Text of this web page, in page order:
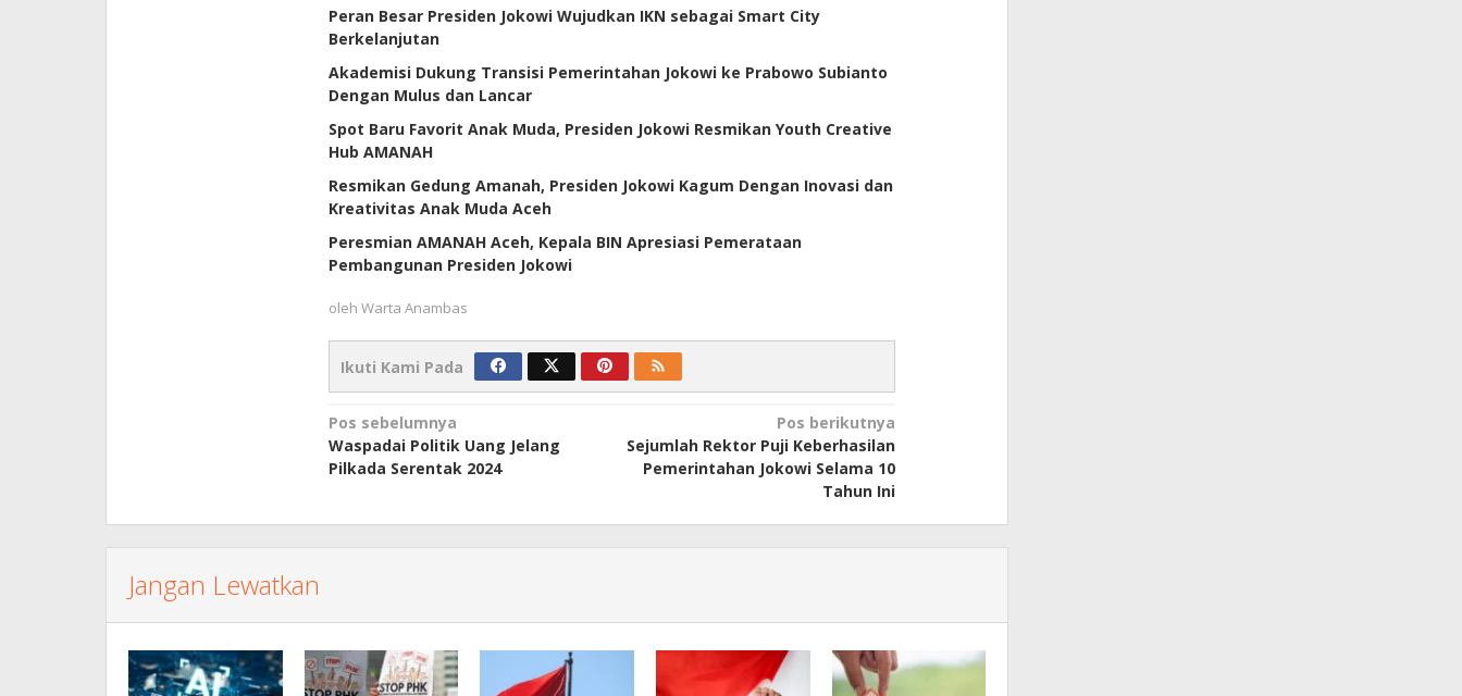
Peran Besar Presiden Jokowi Wujudkan IKN sebagai Smart City
Berkelanjutan
Akademisi Dukung Transisi Pemerintahan Jokowi ke Prabowo Subianto
Dengan Mulus dan Lancar
Spot Baru Favorit Anak Muda, Presiden Jokowi Resmikan Youth Creative
Hub AMANAH
Resmikan Gedung Amanah, Presiden Jokowi Kagum Dengan Inovasi dan
Kreativitas Anak Muda Aceh
Peresmian AMANAH Aceh, Kepala BIN Apresiasi Pemerataan
Pembangunan Presiden Jokowi
oleh Warta Anambas
Ikuti Kami Pada
Navigasi
pos
Pos sebelumnya
Waspadai Politik Uang Jelang
Pilkada Serentak 2024
Pos berikutnya
Sejumlah Rektor Puji Keberhasilan
Pemerintahan Jokowi Selama 10
Tahun Ini
Jangan Lewatkan